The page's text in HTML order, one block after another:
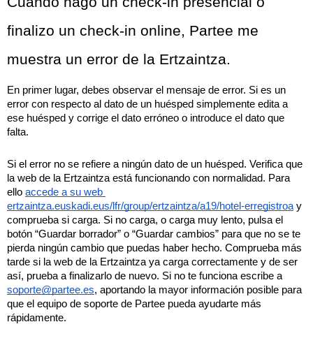
finalizo un check-in online, Partee me
muestra un error de la Ertzaintza.
En primer lugar, debes observar el mensaje de error. Si es un
error con respecto al dato de un huésped simplemente edita a
ese huésped y corrige el dato erróneo o introduce el dato que
falta.
Si el error no se refiere a ningún dato de un huésped. Verifica que
la web de la Ertzaintza está funcionando con normalidad. Para
ello accede a su web
ertzaintza.euskadi.eus/lfr/group/ertzaintza/a19/hotel-erregistroa y
comprueba si carga. Si no carga, o carga muy lento, pulsa el
botón “Guardar borrador” o “Guardar cambios” para que no se te
pierda ningún cambio que puedas haber hecho. Comprueba más
tarde si la web de la Ertzaintza ya carga correctamente y de ser
soporte@partee.es, aportando la mayor información posible para
que el equipo de soporte de Partee pueda ayudarte más
rápidamente.